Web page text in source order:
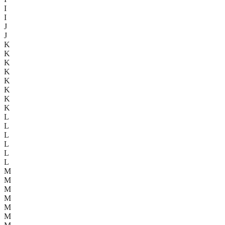
I
I
J
J
K
K
K
K
K
K
K
K
L
L
L
L
L
L
M
M
M
M
M
M